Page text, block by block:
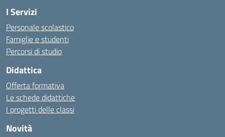
I Servizi
Personale scolastico
Famiglie e studenti
Percorsi di studio
Didattica
Offerta formativa
Le schede didattiche
I progetti delle classi
Novità